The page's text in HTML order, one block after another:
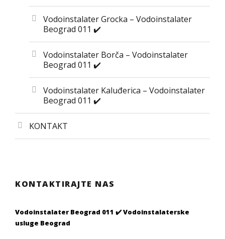
Vodoinstalater Grocka – Vodoinstalater
Beograd 011 ✔️
Vodoinstalater Borča – Vodoinstalater
Beograd 011 ✔️
Vodoinstalater Kaluđerica – Vodoinstalater
Beograd 011 ✔️
KONTAKT
KONTAKTIRAJTE NAS
Vodoinstalater Beograd 011 ✔️ Vodoinstalaterske
usluge Beograd